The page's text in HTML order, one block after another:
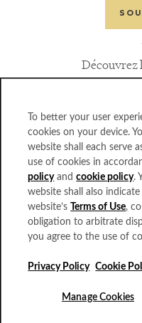
Découvrez
FOIRE
POLITIQUE
To better your user
cookies on your device.
website shall each serve
use of cookies in
policyandcookie policy.
website shall also
website’s
Terms of Use,
obligation to arbitrate
you agree to the use of
Privacy Policy Cookie
Manage Cookies